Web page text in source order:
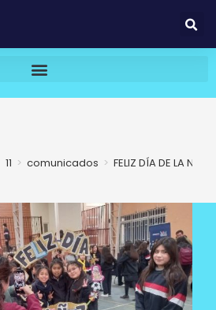
11 > comunicados > FELIZ DÍA DE LA NIÑEZ